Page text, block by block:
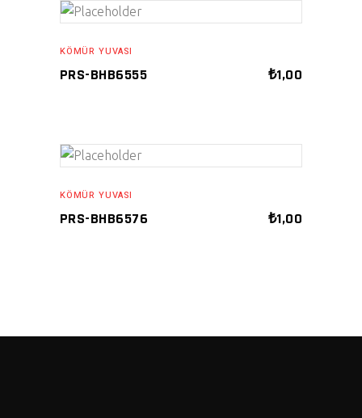
KÖMÜR YUVASI
PRS-BHB6555 ₺1,00
KÖMÜR YUVASI
PRS-BHB6576 ₺1,00